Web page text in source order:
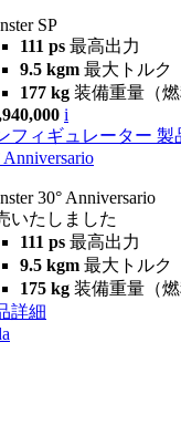
SP
111 ps 最高出力
9.5 kgm 最大トルク
177 kg 装備重量（燃
i
フィギュレーター 製
Anniversario
30° Anniversario
いたしました
111 ps 最高出力
9.5 kgm 最大トルク
175 kg 装備重量（燃
詳細